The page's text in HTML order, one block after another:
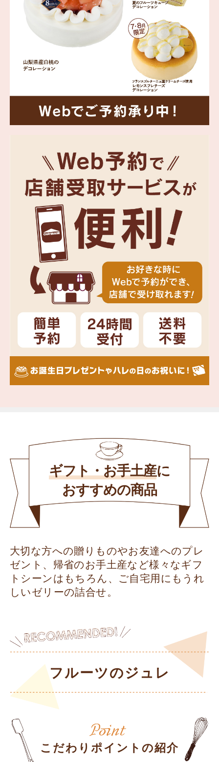
ギフト・お手土産に
おすすめの商品
大切な方への贈りものやお友達へのプレ
ゼント、帰省のお手土産など様々なギフ
トシーンはもちろん、ご自宅用にもうれ
しいゼリーの詰合せ。
フルーツのジュレ
こだわりポイントの紹介
岳や末広がりを意味す
雄大な八ヶ岳山麓の自
る、こだわりのスイー
Vietnam